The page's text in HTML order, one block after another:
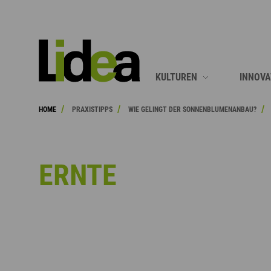
KULTUREN
MAIS
HOME / PRAXISTIPPS / WIE GELINGT DER SONNENBLUMENANBAU? /
ERNTE